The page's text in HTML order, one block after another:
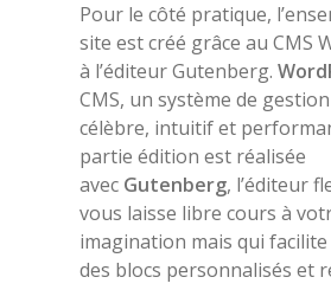
Pour le côté pratique,
site est créé grâce au CMS
à l’éditeur Gutenberg.
CMS, un système de
célèbre, intuitif et
partie édition est réalisée
avec Gutenberg, l’éditeur
vous laisse libre cours à
imagination mais qui facilite
des blocs personnalisés et